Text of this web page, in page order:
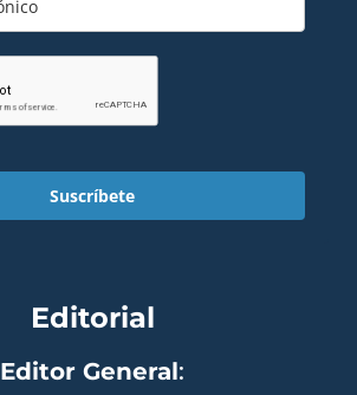
Suscríbete
Editorial
Editor General: